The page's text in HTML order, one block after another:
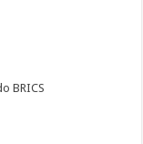
BRICS